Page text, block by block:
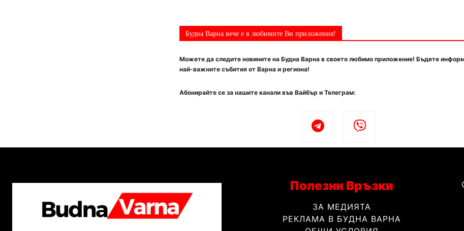
Будна Варна вече е в любимите Ви приложения!
Можете да следите новините на Будна Варна в своето любимо приложение! Бъдете
най-важните събития от Варна и региона!
Абонирайте се за нашите канали във Вайбър и Телеграм:
Полезни Връзки
ЗА МЕДИЯТА
РЕКЛАМА В БУДНА ВАРНА